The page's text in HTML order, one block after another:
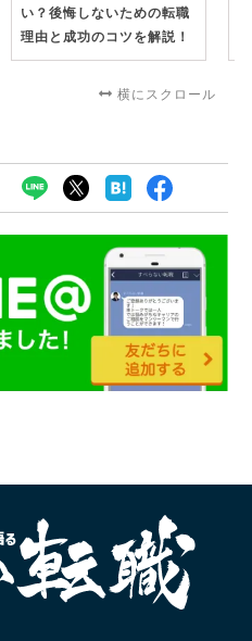
い？後悔しないための転職
理由と成功のコツを解説！
横にスクロール